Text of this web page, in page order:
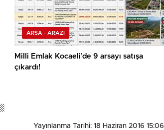
ARSA - ARAZİ
Milli Emlak Kocaeli’de 9 arsayı satışa
çıkardı!
Yayınlanma Tarihi: 18 Haziran 2016 15:06